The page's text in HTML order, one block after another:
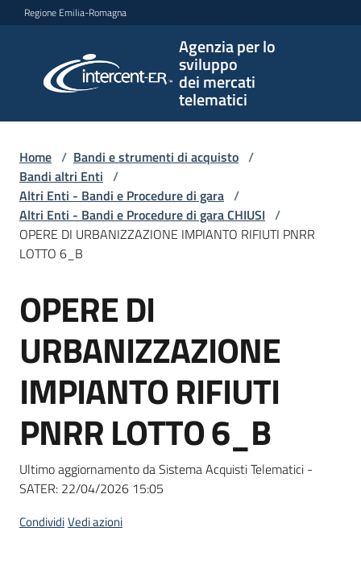
Vai al contenuto
Vai alla navigazione
Vai al footer
Regione Emilia-Romagna
Agenzia per lo
sviluppo
dei mercati
telematici
per lo
sviluppo
telematici
L'Agenzia
Bandi
e
di
Supporto
Piattaforme
telematiche
Home / Bandi e strumenti di acquisto /
Bandi altri Enti /
Altri Enti - Bandi e Procedure di gara /
Altri Enti - Bandi e Procedure di gara CHIUSI /
OPERE DI URBANIZZAZIONE IMPIANTO RIFIUTI PNRR
LOTTO 6_B
Salta al contenuto
OPERE DI
URBANIZZAZIONE
IMPIANTO RIFIUTI
PNRR LOTTO 6_B
Ultimo aggiornamento da Sistema Acquisti Telematici -
SATER: 22/04/2026 15:05
CondividiVedi azioni